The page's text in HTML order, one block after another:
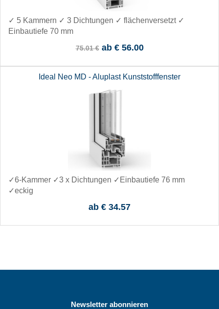
✓ 5 Kammern ✓ 3 Dichtungen ✓ flächenversetzt ✓
Einbautiefe 70 mm
75.01 €ab € 56.00
Ideal Neo MD - Aluplast Kunststofffenster
✓6-Kammer ✓3 x Dichtungen ✓Einbautiefe 76 mm
✓eckig
ab € 34.57
Newsletter abonnieren